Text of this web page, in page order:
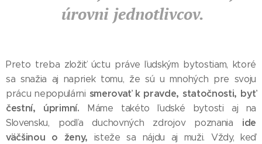
úrovni jednotlivcov.
Preto treba zložiť úctu práve ľudským bytostiam, ktoré
sa snažia aj napriek tomu, že sú u mnohých pre svoju
prácu nepopulárni smerovať k pravde, statočnosti, byť
čestní, úprimní. Máme takéto ľudské bytosti aj na
Slovensku, podľa duchovných zdrojov poznania ide
väčšinou o ženy, isteže sa nájdu aj muži. Vždy, keď